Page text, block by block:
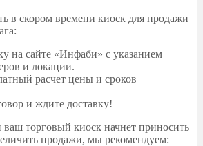
в скором времени киоск для продажи
на сайте «Инфаби» с указанием
и локации.
расчет цены и сроков
и ждите доставку!
ваш торговый киоск начнет приносить
продажи, мы рекомендуем: